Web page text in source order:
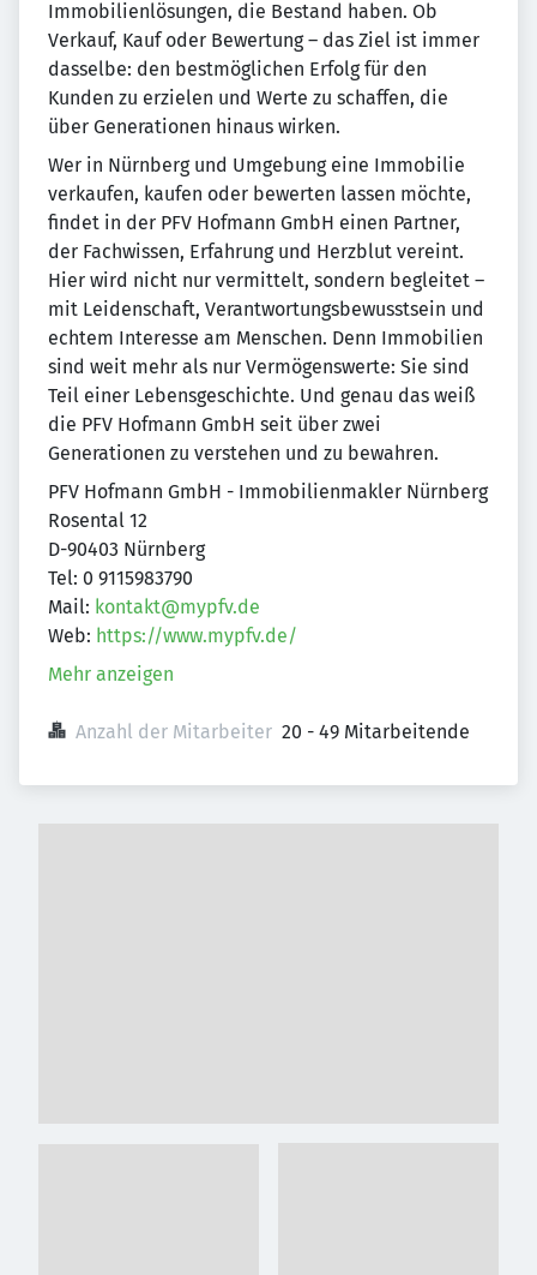
Immobilienlösungen, die Bestand haben. Ob
Verkauf, Kauf oder Bewertung – das Ziel ist immer
dasselbe: den bestmöglichen Erfolg für den
Kunden zu erzielen und Werte zu schaffen, die
über Generationen hinaus wirken.
Wer in Nürnberg und Umgebung eine Immobilie
verkaufen, kaufen oder bewerten lassen möchte,
findet in der PFV Hofmann GmbH einen Partner,
der Fachwissen, Erfahrung und Herzblut vereint.
Hier wird nicht nur vermittelt, sondern begleitet –
mit Leidenschaft, Verantwortungsbewusstsein und
echtem Interesse am Menschen. Denn Immobilien
sind weit mehr als nur Vermögenswerte: Sie sind
Teil einer Lebensgeschichte. Und genau das weiß
die PFV Hofmann GmbH seit über zwei
Generationen zu verstehen und zu bewahren.
PFV Hofmann GmbH - Immobilienmakler Nürnberg
Rosental 12
D-90403 Nürnberg
Tel: 0 9115983790
Mail: kontakt@mypfv.de
Web: https://www.mypfv.de/
Mehr anzeigen
Anzahl der Mitarbeiter 20 - 49 Mitarbeitende